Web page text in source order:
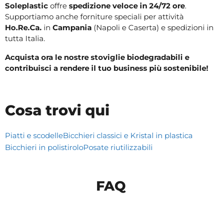
Soleplastic offre spedizione veloce in 24/72 ore.
Supportiamo anche forniture speciali per attività
Ho.Re.Ca. in Campania (Napoli e Caserta) e spedizioni in
tutta Italia.
Acquista ora le nostre stoviglie biodegradabili e
contribuisci a rendere il tuo business più sostenibile!
Cosa trovi qui
Piatti e scodelleBicchieri classici e Kristal in plastica
Bicchieri in polistiroloPosate riutilizzabili
FAQ